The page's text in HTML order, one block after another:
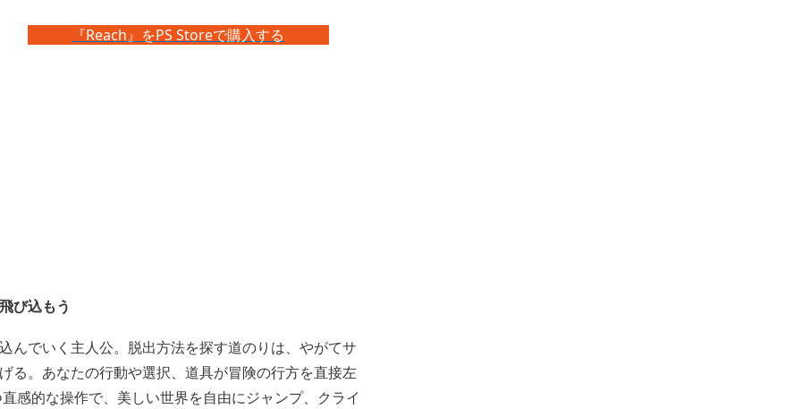
『Reach』をPS Storeで購入する
び込もう
んでいく主人公。脱出方法を探す道のりは、やがてサ
る。あなたの行動や選択、道具が冒険の行方を直接左
感的な操作で、美しい世界を自由にジャンプ、クライ